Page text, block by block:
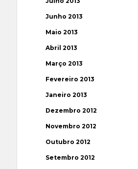
Junho 2013
Maio 2013
Abril 2013
Março 2013
Fevereiro 2013
Janeiro 2013
Dezembro 2012
Novembro 2012
Outubro 2012
Setembro 2012